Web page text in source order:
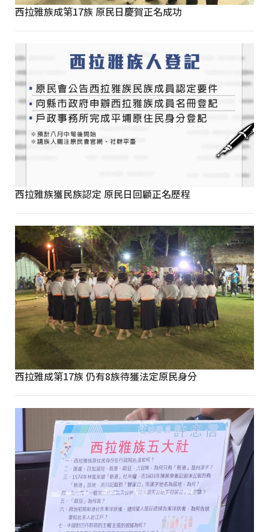
西拉雅族成第17族 原民日慶賀正名成功
西拉雅族獲民族認定 原民日回顧正名歷程
西拉雅成第17族 仍有8族待獲法定原民身分